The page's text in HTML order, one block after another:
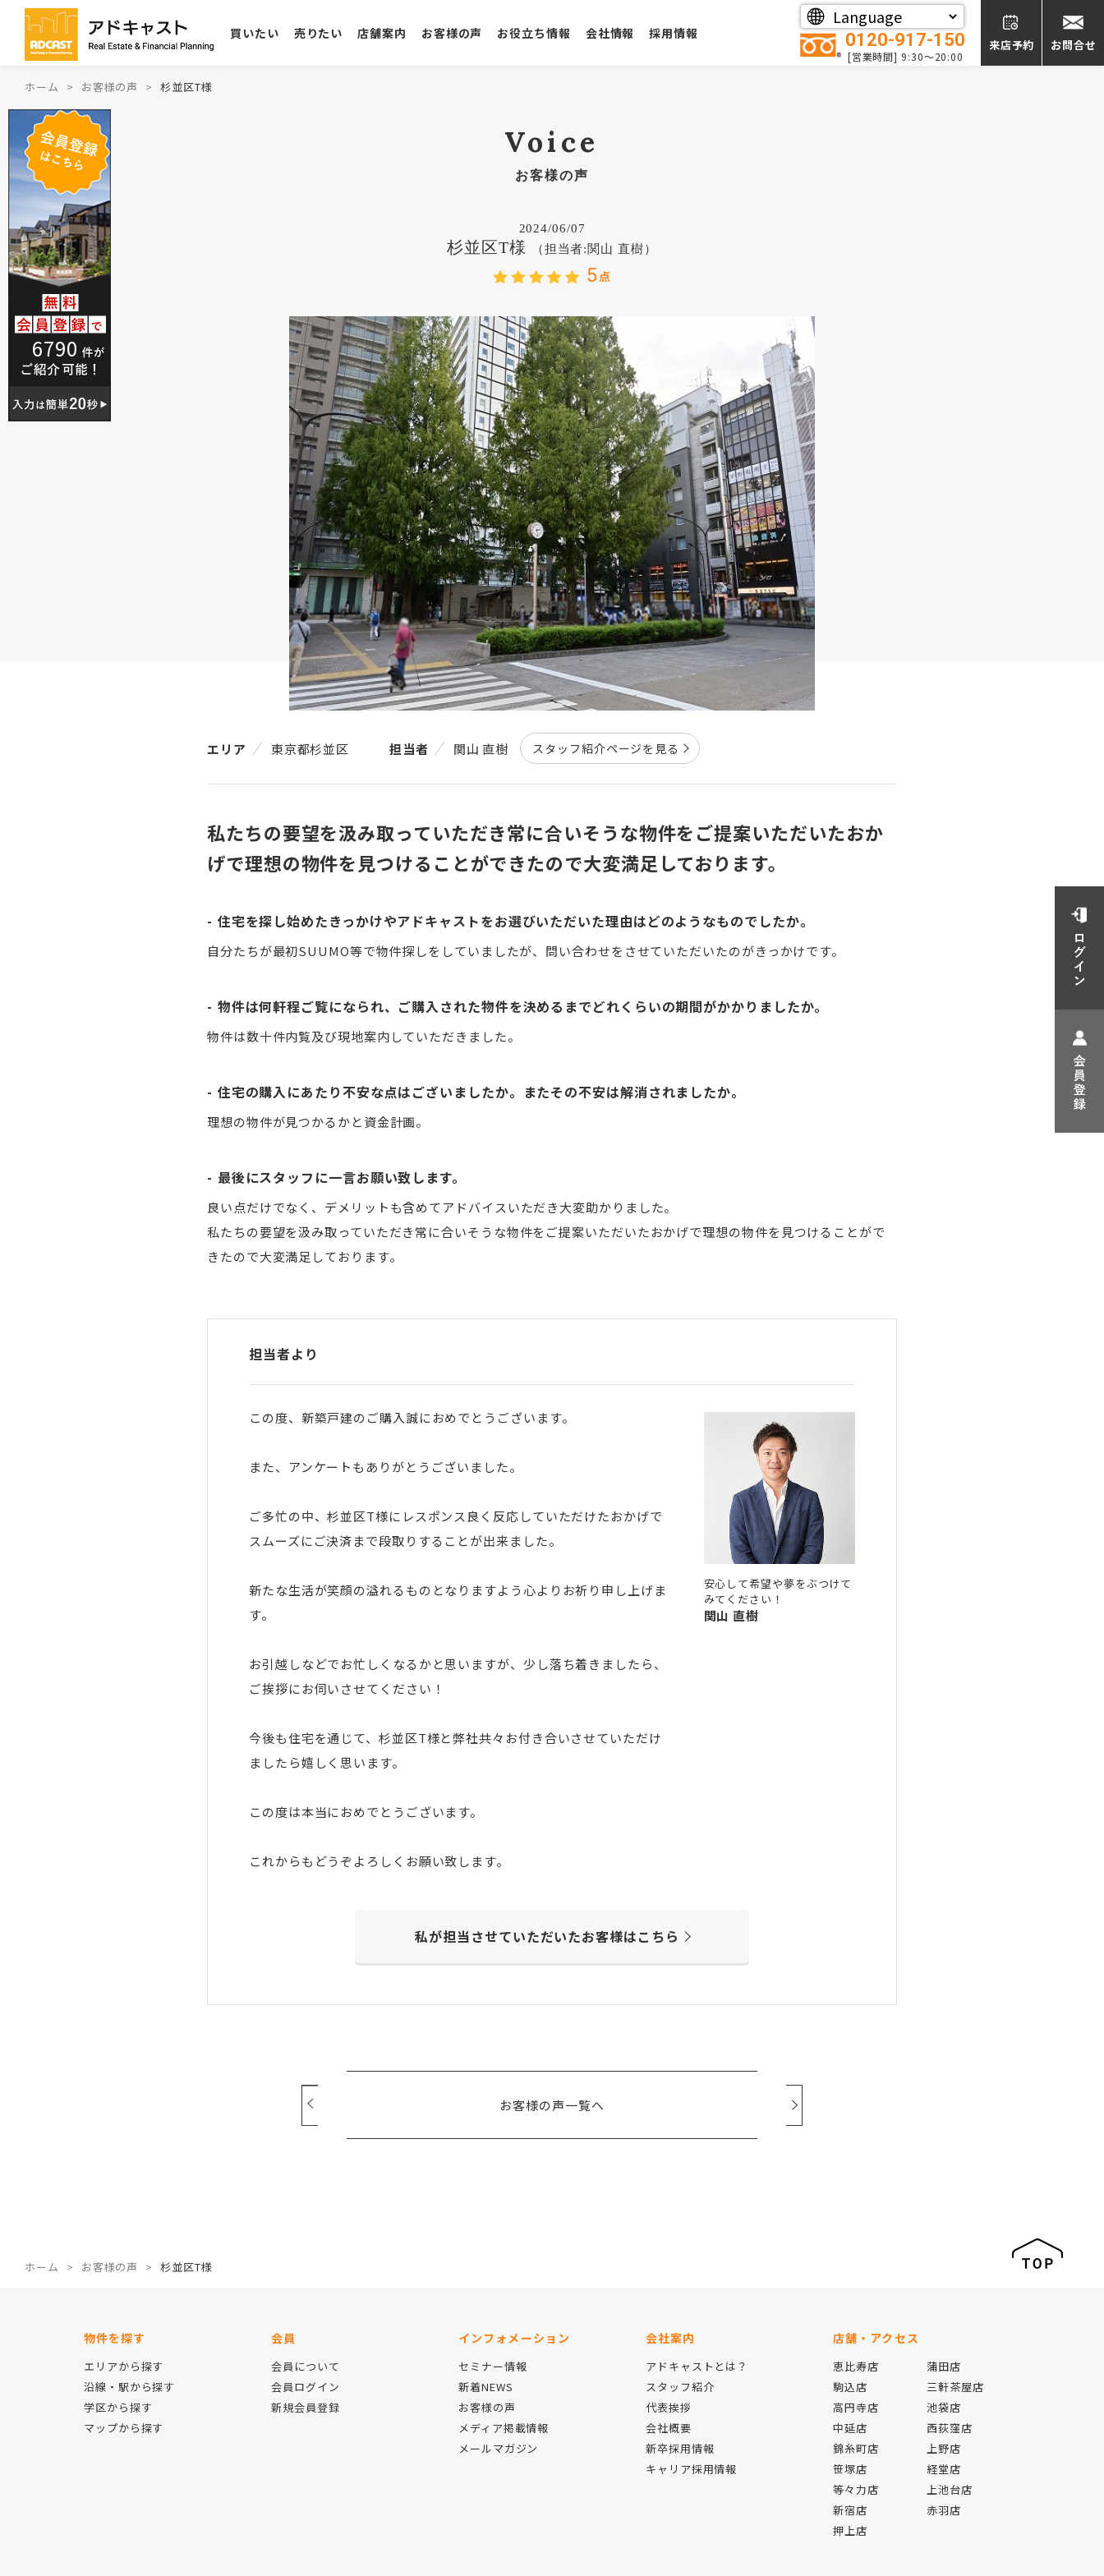
買いたい 売りたい 店舗案内 お客様の声 お役立ち情報 会社情報 採用情報 0120-917-150
[営業時間] 9:30～20:00
来店予約 お問合せ
ホーム お客様の声 杉並区T様
Voice
お客様の声
2024/06/07
杉並区T様 （担当者:関山 直樹）
5点
エリア 東京都杉並区 担当者 関山 直樹 スタッフ紹介ページを見る
私たちの要望を汲み取っていただき常に合いそうな物件をご提案いただいたおか
げで理想の物件を見つけることができたので大変満足しております。
住宅を探し始めたきっかけやアドキャストをお選びいただいた理由はどのようなものでしたか。
自分たちが最初SUUMO等で物件探しをしていましたが、問い合わせをさせていただいたのがきっかけです。
物件は何軒程ご覧になられ、ご購入された物件を決めるまでどれくらいの期間がかかりましたか。
物件は数十件内覧及び現地案内していただきました。
住宅の購入にあたり不安な点はございましたか。またその不安は解消されましたか。
理想の物件が見つかるかと資金計画。
最後にスタッフに一言お願い致します。
良い点だけでなく、デメリットも含めてアドバイスいただき大変助かりました。
私たちの要望を汲み取っていただき常に合いそうな物件をご提案いただいたおかげで理想の物件を見つけることがで
きたので大変満足しております。
担当者より
この度、新築戸建のご購入誠におめでとうございます。
また、アンケートもありがとうございました。
ご多忙の中、杉並区T様にレスポンス良く反応していただけたおかげで
スムーズにご決済まで段取りすることが出来ました。
新たな生活が笑顔の溢れるものとなりますよう心よりお祈り申し上げま
す。
お引越しなどでお忙しくなるかと思いますが、少し落ち着きましたら、
ご挨拶にお伺いさせてください！
今後も住宅を通じて、杉並区T様と弊社共々お付き合いさせていただけ
ましたら嬉しく思います。
この度は本当におめでとうございます。
これからもどうぞよろしくお願い致します。
安心して希望や夢をぶつけて
みてください！
関山 直樹
私が担当させていただいたお客様はこちら
お客様の声一覧へ
ホーム お客様の声 杉並区T様
物件を探す
エリアから探す
沿線・駅から探す
学区から探す
マップから探す
会員
会員について
会員ログイン
新規会員登録
インフォメーション
セミナー情報
新着NEWS
お客様の声
メディア掲載情報
メールマガジン
会社案内
アドキャストとは？
スタッフ紹介
代表挨拶
会社概要
新卒採用情報
キャリア採用情報
店舗・アクセス
恵比寿店
駒込店
高円寺店
中延店
錦糸町店
笹塚店
等々力店
新宿店
押上店
蒲田店
三軒茶屋店
池袋店
西荻窪店
上野店
経堂店
上池台店
赤羽店
6790